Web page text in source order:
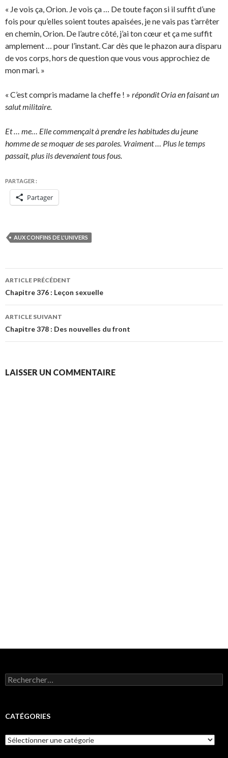
« Je vois ça, Orion. Je vois ça … De toute façon si il suffit d’une
fois pour qu’elles soient toutes apaisées, je ne vais pas t’arrêter
en chemin, Orion. De l’autre côté, j’ai ton cœur et ça me suffit
amplement … pour l’instant. Car dès que le phazon aura disparu
de vos corps, hors de question que vous vous approchiez de
mon mari. »
« C’est compris madame la cheffe ! » répondit Oria en faisant un
salut militaire.
Et … me… Elle commençait à prendre les habitudes du jeune
homme de se moquer de ses paroles. Vraiment … Plus le temps
passait, plus ils devenaient tous fous.
PARTAGER :
Partager
AUX CONFINS DE L'UNIVERS
Navigation
des
articles
ARTICLE PRÉCÉDENT
Chapitre 376 : Leçon sexuelle
ARTICLE SUIVANT
Chapitre 378 : Des nouvelles du front
LAISSER UN COMMENTAIRE
Rechercher :
CATÉGORIES
Catégories